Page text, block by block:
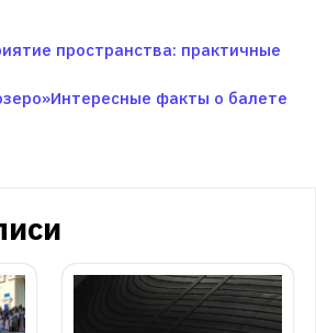
пространства: практичные
факты о балете